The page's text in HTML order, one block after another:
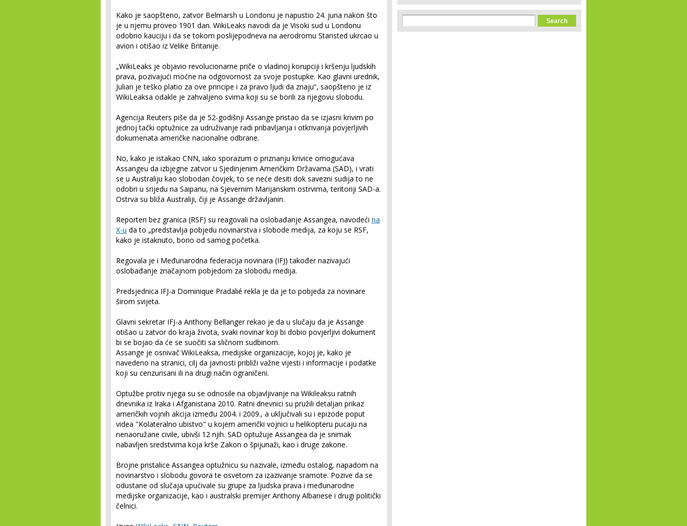
Kako je saopšteno, zatvor Belmarsh u Londonu je napustio 24. juna nakon što
je u njemu proveo 1901 dan. WikiLeaks navodi da je Visoki sud u Londonu
odobrio kauciju i da se tokom poslijepodneva na aerodromu Stansted ukrcao u
avion i otišao iz Velike Britanije.
„WikiLeaks je objavio revolucionarne priče o vladinoj korupciji i kršenju ljudskih
prava, pozivajući moćne na odgovornost za svoje postupke. Kao glavni urednik,
Julian je teško platio za ove principe i za pravo ljudi da znaju“, saopšteno je iz
WikiLeaksa odakle je zahvaljeno svima koji su se borili za njegovu slobodu.
Agencija Reuters piše da je 52-godišnji Assange pristao da se izjasni krivim po
jednoj tački optužnice za udruživanje radi pribavljanja i otkrivanja povjerljivih
dokumenata američke nacionalne odbrane.
No, kako je istakao CNN, iako sporazum o priznanju krivice omogućava
Assangeu da izbjegne zatvor u Sjedinjenim Američkim Državama (SAD), i vrati
se u Australiju kao slobodan čovjek, to se neće desiti dok savezni sudija to ne
odobri u srijedu na Saipanu, na Sjevernim Marijanskim ostrvima, teritoriji SAD-a.
Ostrva su bliža Australiji, čiji je Assange državljanin.
Reporteri bez granica (RSF) su reagovali na oslobađanje Assangea, navodeći na
X-u da to „predstavlja pobjedu novinarstva i slobode medija, za koju se RSF,
kako je istaknuto, borio od samog početka.
Regovala je i Međunarodna federacija novinara (IFJ) također nazivajući
oslobađanje značajnom pobjedom za slobodu medija.
Predsjednica IFJ-a Dominique Pradalié rekla je da je to pobjeda za novinare
širom svijeta.
Glavni sekretar IFJ-a Anthony Bellanger rekao je da u slučaju da je Assange
otišao u zatvor do kraja života, svaki novinar koji bi dobio povjerljivi dokument
bi se bojao da će se suočiti sa sličnom sudbinom.
Assange je osnivač WikiLeaksa, medijske organizacije, kojoj je, kako je
navedeno na stranici, cilj da javnosti približi važne vijesti i informacije i podatke
koji su cenzurisani ili na drugi način ograničeni.
Optužbe protiv njega su se odnosile na objavljivanje na Wikileaksu ratnih
dnevnika iz Iraka i Afganistana 2010. Ratni dnevnici su pružili detaljan prikaz
američkih vojnih akcija između 2004. i 2009., a uključivali su i epizode poput
videa "Kolateralno ubistvo" u kojem američki vojnici u helikopteru pucaju na
nenaoružane civile, ubivši 12 njih. SAD optužuje Assangea da je snimak
nabavljen sredstvima koja krše Zakon o špijunaži, kao i druge zakone.
Brojne pristalice Assangea optužnicu su nazivale, između ostalog, napadom na
novinarstvo i slobodu govora te osvetom za izazivanje sramote. Pozive da se
odustane od slučaja upućivale su grupe za ljudska prava i međunarodne
medijske organizacije, kao i australski premijer Anthony Albanese i drugi politički
čelnici.
Search form
Search